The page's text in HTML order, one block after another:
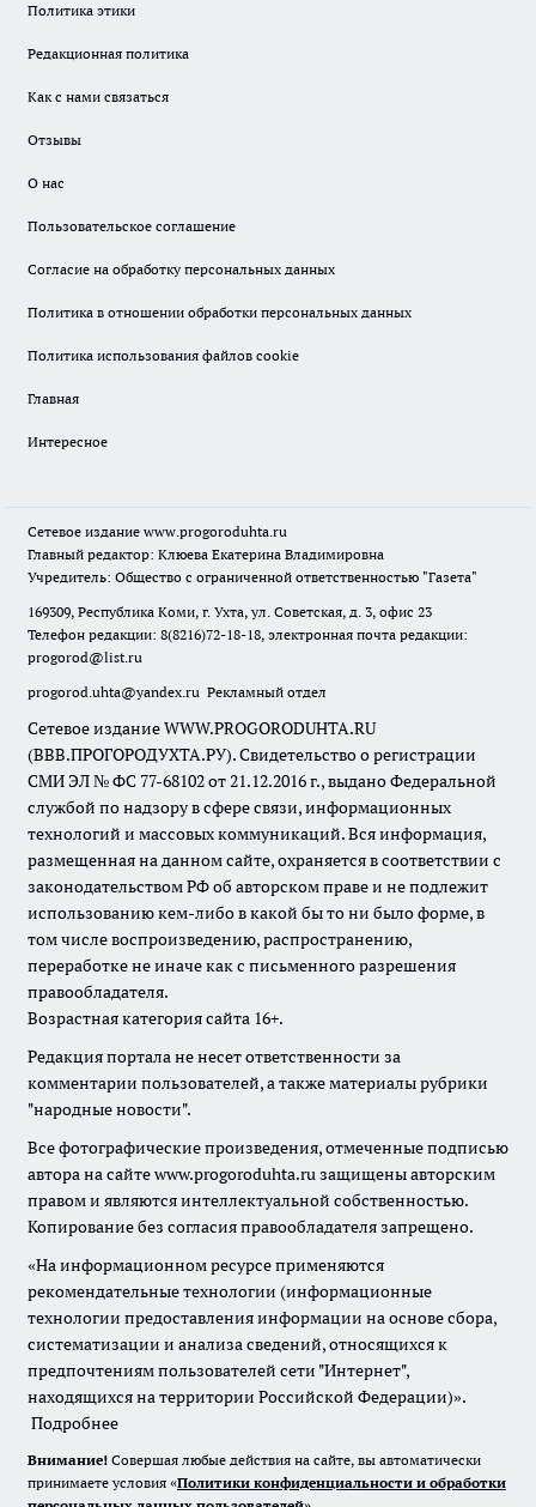
Политика этики
Редакционная политика
Как с нами связаться
Отзывы
О нас
Пользовательское соглашение
Согласие на обработку персональных данных
Политика в отношении обработки персональных данных
Политика использования файлов cookie
Главная
Интересное
Сетевое издание www.progoroduhta.ru
Главный редактор: Клюева Екатерина Владимировна
Учредитель: Общество с ограниченной ответственностью "Газета"
169309, Республика Коми, г. Ухта, ул. Советская, д. 3, офис 23
Телефон редакции: 8(8216)72-18-18, электронная почта редакции:
progorod@list.ru
progorod.uhta@yandex.ru Рекламный отдел
Сетевое издание WWW.PROGORODUHTA.RU
(ВВВ.ПРОГОРОДУХТА.РУ). Свидетельство о регистрации
СМИ ЭЛ № ФС 77-68102 от 21.12.2016 г., выдано Федеральной
службой по надзору в сфере связи, информационных
технологий и массовых коммуникаций. Вся информация,
размещенная на данном сайте, охраняется в соответствии с
законодательством РФ об авторском праве и не подлежит
использованию кем-либо в какой бы то ни было форме, в
том числе воспроизведению, распространению,
переработке не иначе как с письменного разрешения
правообладателя.
Возрастная категория сайта 16+.
Редакция портала не несет ответственности за
комментарии пользователей, а также материалы рубрики
"народные новости".
Все фотографические произведения, отмеченные подписью
автора на сайте www.progoroduhta.ru защищены авторским
правом и являются интеллектуальной собственностью.
Копирование без согласия правообладателя запрещено.
«На информационном ресурсе применяются
рекомендательные технологии (информационные
технологии предоставления информации на основе сбора,
систематизации и анализа сведений, относящихся к
предпочтениям пользователей сети "Интернет",
находящихся на территории Российской Федерации)».
Подробнее
Внимание! Совершая любые действия на сайте, вы автоматически
принимаете условия «Политики конфиденциальности и обработки